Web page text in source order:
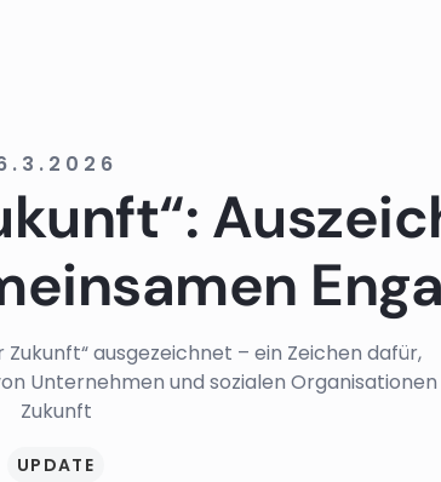
ausgezeichnet – ein Zeichen dafür,
Unternehmen und sozialen Organisationen
Zukunft
UPDATE